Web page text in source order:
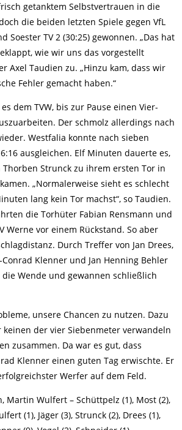
getanktem Selbstvertrauen in die
die beiden letzten Spiele gegen VfL
Soester TV 2 (30:25) gewonnen. „Das hat
wie wir uns das vorgestellt
Axel Taudien zu. „Hinzu kam, dass wir
Fehler gemacht haben.“
dem TVW, bis zur Pause einen Vier-
Der schmolz allerdings nach
Westfalia konnte nach sieben
ausgleichen. Elf Minuten dauerte es,
Strunck zu ihrem ersten Tor in
„Normalerweise sieht es schlecht
lang kein Tor machst“, so Taudien.
die Torhüter Fabian Rensmann und
Werne vor einem Rückstand. So aber
Durch Treffer von Jan Drees,
Conrad Klenner und Jan Henning Behler
Wende und gewannen schließlich
unsere Chancen zu nutzen. Dazu
keinen der vier Siebenmeter verwandeln
zusammen. Da war es gut, dass
Klenner einen guten Tag erwischte. Er
Werfer auf dem Feld.
Martin Wulfert – Schüttpelz (1), Most (2),
(1), Jäger (3), Strunck (2), Drees (1),